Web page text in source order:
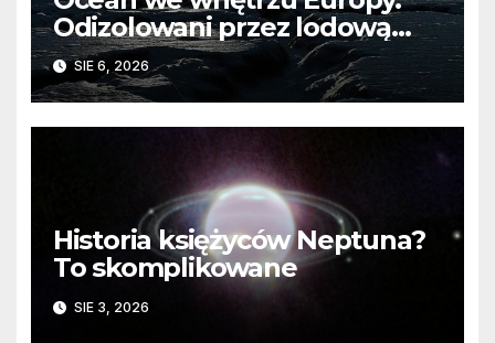
Odizolowani przez lodową
barierę
SIE 6, 2026
Historia księżyców Neptuna?
To skomplikowane
SIE 3, 2026